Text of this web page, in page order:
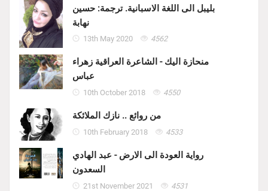
بليبل الى اللغة الاسبانية. ترجمة: حسين
نهابة
13th May 2020 4562
منحازة اليك - الشاعرة العراقية زهراء
عباس
10th October 2018 4550
من روائع .. نازك الملائكة
10th February 2018 4533
رواية العودة الى الارض - عبد الهادي
السعدون
21st November 2021 4531